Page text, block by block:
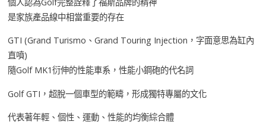
是家族產品線中相當重要的存在
GTI (Grand Turismo、Grand Touring Injection，字面意思為缸內
直噴)
隨Golf MK1衍伸的性能車系，性能小鋼砲的代名詞
Golf GTI，超脫一個車型的範疇，形成獨特專屬的文化
代表著年輕、個性、運動、性能的均衡綜合體